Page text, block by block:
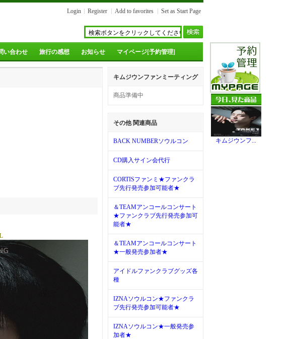
Login Register Add to favorites Set as Start Page
い合わせ 旅行の感想 お知らせ マイページ[予約管理]
キムジウンファンミーティング
商品準備中
その他 関連商品
BACK NUMBERソウルコン
CD購入サイン会代行
CORTISファンミ★ファンクラ
ブ先行発売参加可能者★
＆TEAMアンコールコンサート
★ファンクラブ先行発売参加可
能者★
＆TEAMアンコールコンサート
★一般発売参加者★
アイドルファンクラブグッズ各
種
IZNAソウルコン★ファンクラ
ブ先行発売参加可能者★
IZNAソウルコン★一般発売参
加者★
キムジウンフ...